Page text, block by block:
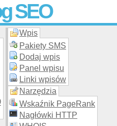
SEO
stron WWW –
za darmo!
Wpis
Pakiety SMS
Dodaj wpis
Panel wpisu
Linki wpisów
Narzędzia
Wskaźnik PageRank
Nagłówki HTTP